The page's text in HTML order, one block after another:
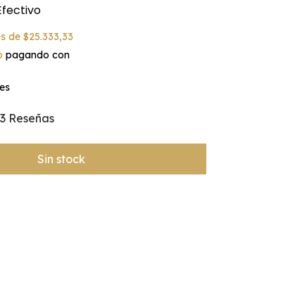
de $25.333,33
pagando con
3 Reseñas